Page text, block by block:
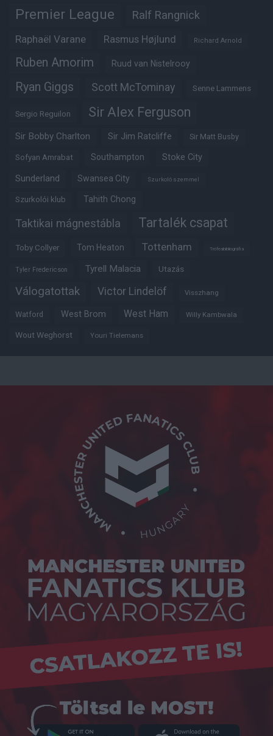
Premier League Ralf Rangnick
Raphaël Varane Rasmus Højlund Richard Arnold
Ruben Amorim Ruud van Nistelrooy
Ryan Giggs Scott McTominay Senne Lammens
Sergio Reguilon Sir Alex Ferguson
Sir Bobby Charlton Sir Jim Ratcliffe Sir Matt Busby
Sofyan Amrabat Southampton Stoke City
Sunderland Swansea City Szurkoló szemmel
Szurkolói klub Tahith Chong
Taktikai mágnestábla Tartalék csapat
Toby Collyer Tom Heaton Tottenham Trófeabibliográfia
Tyler Fredericson Tyrell Malacia Utazás
Válogatottak Victor Lindelöf Visszhang
Watford West Brom West Ham Willy Kambwala
Wout Weghorst Youri Tielemans